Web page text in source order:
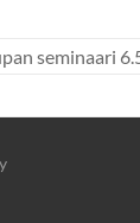
seminaari